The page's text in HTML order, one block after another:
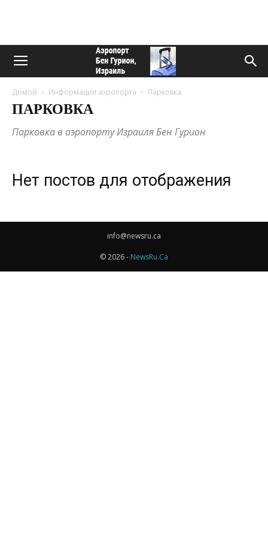
Домой Информация аэропорта Парковка
ПАРКОВКА
Парковка в аэропорту Израиля Бен Гурион
Нет постов для отображения
info@newsru.ca
© 2026 - NewsRu.Ca